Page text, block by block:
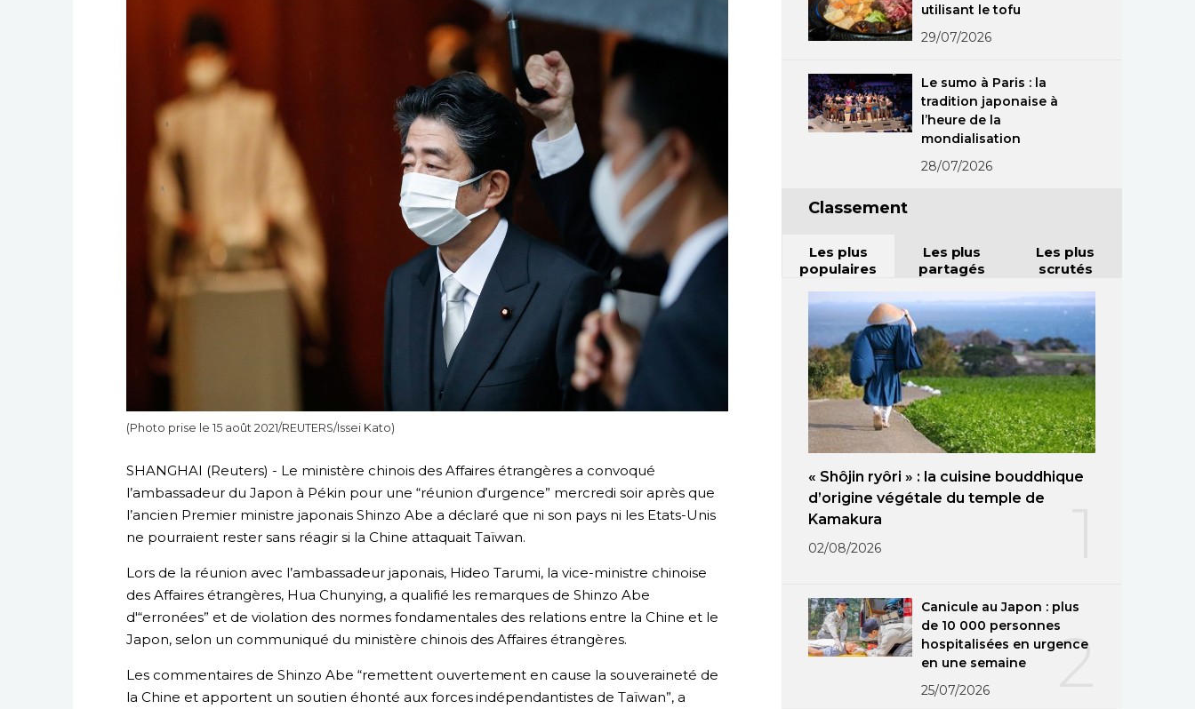
(Photo prise le 15 août 2021/REUTERS/Issei Kato)
SHANGHAI (Reuters) - Le ministère chinois des Affaires étrangères a convoqué
l’ambassadeur du Japon à Pékin pour une “réunion d’urgence” mercredi soir après que
l’ancien Premier ministre japonais Shinzo Abe a déclaré que ni son pays ni les Etats-Unis
ne pourraient rester sans réagir si la Chine attaquait Taïwan.
Lors de la réunion avec l’ambassadeur japonais, Hideo Tarumi, la vice-ministre chinoise
des Affaires étrangères, Hua Chunying, a qualifié les remarques de Shinzo Abe
d'“erronées” et de violation des normes fondamentales des relations entre la Chine et le
Japon, selon un communiqué du ministère chinois des Affaires étrangères.
Les commentaires de Shinzo Abe “remettent ouvertement en cause la souveraineté de
la Chine et apportent un soutien éhonté aux forces indépendantistes de Taïwan”, a
utilisant le tofu
29/07/2026
Le sumo à Paris : la
tradition japonaise à
l’heure de la
mondialisation
28/07/2026
Classement
Les plus
populaires
Les plus
partagés
Les plus
scrutés
« Shôjin ryôri » : la cuisine bouddhique
d’origine végétale du temple de
Kamakura
02/08/2026
2
Canicule au Japon : plus
de 10 000 personnes
hospitalisées en urgence
en une semaine
25/07/2026